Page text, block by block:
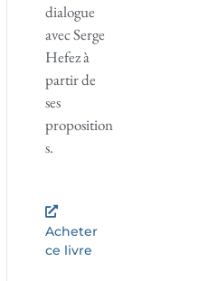
dialogue
avec Serge
Hefez à
partir de
ses
proposition
s.
Acheter
ce livre